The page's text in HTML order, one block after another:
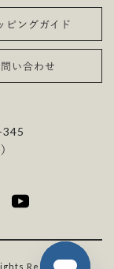
ピングガイド
い合わせ
Reserved.